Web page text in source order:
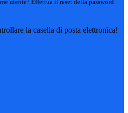
utente? Effettua il reset della password
la casella di posta elettronica!